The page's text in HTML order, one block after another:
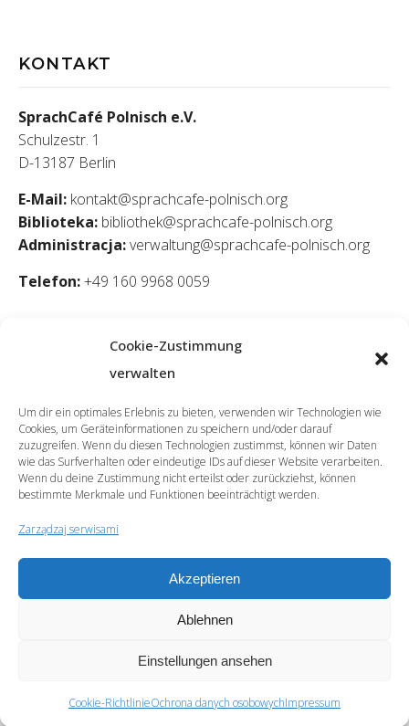
Cookie-Zustimmung
verwalten
Um dir ein optimales Erlebnis zu bieten, verwenden wir Technologien wie
Cookies, um Geräteinformationen zu speichern und/oder darauf
zuzugreifen. Wenn du diesen Technologien zustimmst, können wir Daten
wie das Surfverhalten oder eindeutige IDs auf dieser Website verarbeiten.
Wenn du deine Zustimmung nicht erteilst oder zurückziehst, können
bestimmte Merkmale und Funktionen beeinträchtigt werden.
Zarządzaj serwisami
Akzeptieren
Ablehnen
Einstellungen ansehen
Cookie-RichtlinieOchrona danych osobowychImpressum
KONTAKT
SprachCafé Polnisch e.V.
Schulzestr. 1
D-13187 Berlin
E-Mail: kontakt@sprachcafe-polnisch.org
Biblioteka: bibliothek@sprachcafe-polnisch.org
Administracja:verwaltung@sprachcafe-polnisch.org
Telefon:+49 160 9968 0059
© 2026 | SprachCafé Polnisch
Zostań naszym Partnerem